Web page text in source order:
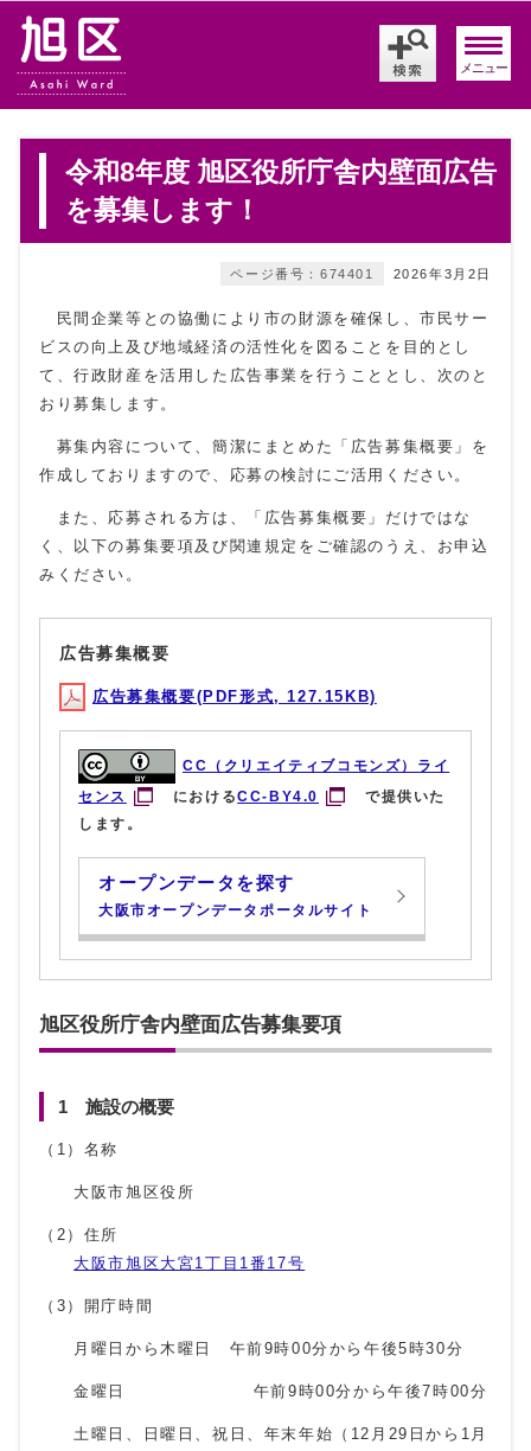
メニュー
令和8年度 旭区役所庁舎内壁面広告
を募集します！
2026年3月2日
ページ番号：674401
民間企業等との協働により市の財源を確保し、市民サー
ビスの向上及び地域経済の活性化を図ることを目的とし
て、行政財産を活用した広告事業を行うこととし、次のと
おり募集します。
募集内容について、簡潔にまとめた「広告募集概要」を
作成しておりますので、応募の検討にご活用ください。
また、応募される方は、「広告募集概要」だけではな
く、以下の募集要項及び関連規定をご確認のうえ、お申込
みください。
広告募集概要
広告募集概要(PDF形式, 127.15KB)
CC（クリエイティブコモンズ）ライ
センス
におけるCC-BY4.0
で提供いた
します。
オープンデータを探す
大阪市オープンデータポータルサイト
旭区役所庁舎内壁面広告募集要項
1 施設の概要
（1）名称
大阪市旭区役所
（2）住所
大阪市旭区大宮1丁目1番17号
（3）開庁時間
月曜日から木曜日 午前9時00分から午後5時30分
金曜日 午前9時00分から午後7時00分
土曜日、日曜日、祝日、年末年始（12月29日から1月